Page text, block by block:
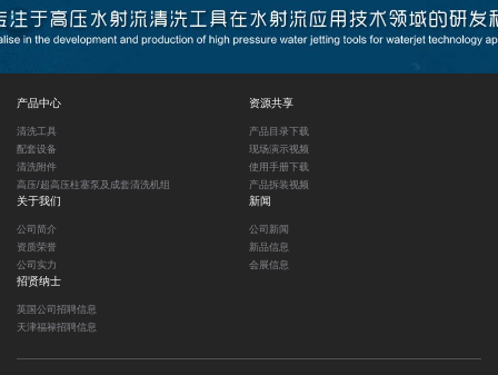
产品中心
清洗工具
配套设备
清洗附件
高压/超高压柱塞泵及成套清洗机组
资源共享
产品目录下载
现场演示视频
使用手册下载
产品拆装视频
关于我们
公司简介
资质荣誉
公司实力
新闻
公司新闻
新品信息
会展信息
招贤纳士
英国公司招聘信息
天津福禄招聘信息